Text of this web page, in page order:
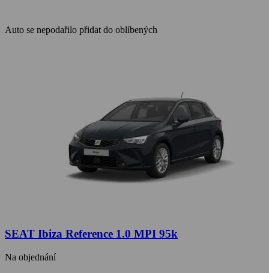
Auto se nepodařilo přidat do oblíbených
SEAT Ibiza Reference 1.0 MPI 95k
Na objednání